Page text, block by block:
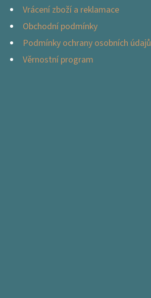
Vrácení zboží a reklamace
Obchodní podmínky
Podmínky ochrany osobních údajů
Věrnostní program